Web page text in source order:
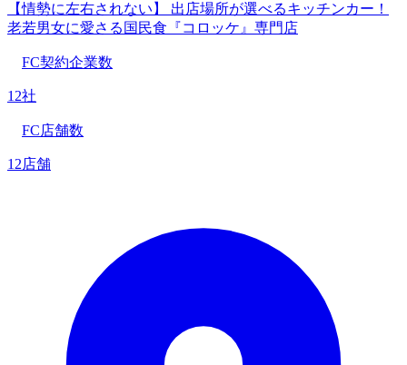
【情勢に左右されない】 出店場所が選べるキッチンカー！
老若男女に愛さる国民食『コロッケ』専門店
FC契約企業数
12社
FC店舗数
12店舗